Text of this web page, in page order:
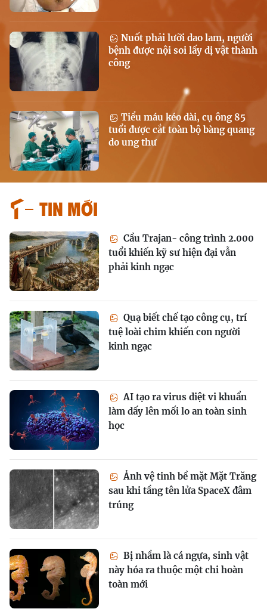
Nuốt phải lưỡi dao lam, người
bệnh được nội soi lấy dị vật thành
công
Tiểu máu kéo dài, cụ ông 85
tuổi được cắt toàn bộ bàng quang
do ung thư
Tin mới
Cầu Trajan- công trình 2.000
tuổi khiến kỹ sư hiện đại vẫn
phải kinh ngạc
Quạ biết chế tạo công cụ, trí
tuệ loài chim khiến con người
kinh ngạc
AI tạo ra virus diệt vi khuẩn
làm dấy lên mối lo an toàn sinh
học
Ảnh vệ tinh bề mặt Mặt Trăng
sau khi tầng tên lửa SpaceX đâm
trúng
Bị nhầm là cá ngựa, sinh vật
này hóa ra thuộc một chi hoàn
toàn mới